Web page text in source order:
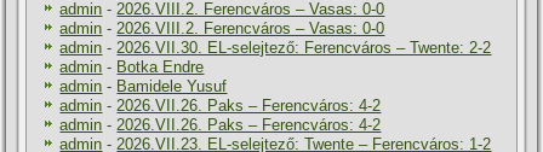
admin - 2026.VIII.2. Ferencváros – Vasas: 0-0
admin - 2026.VIII.2. Ferencváros – Vasas: 0-0
admin - 2026.VII.30. EL-selejtező: Ferencváros – Twente: 2-2
admin - Botka Endre
admin - Bamidele Yusuf
admin - 2026.VII.26. Paks – Ferencváros: 4-2
admin - 2026.VII.26. Paks – Ferencváros: 4-2
admin - 2026.VII.23. EL-selejtező: Twente – Ferencváros: 1-2